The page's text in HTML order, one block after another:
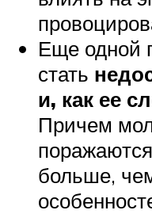
Еще одной
стать
и, как ее
Причем
больше,